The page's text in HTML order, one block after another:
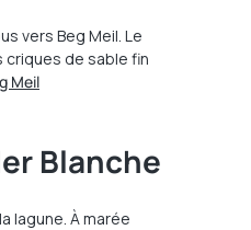
vers Beg Meil. Le
de sable fin
Meil
Blanche
lagune. À marée